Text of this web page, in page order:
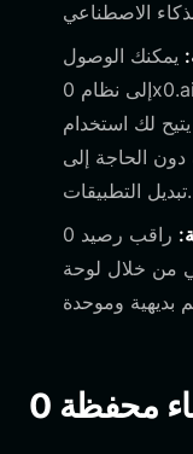
يمكنك الوصول
إلى نظام 0x0.ai البيئي مباشرة من خلال متصفح
لك استخدام
دون الحاجة إلى
تبديل التطبيقات.
راقب رصيد 0x0 الخاص بك وتوزيعات
من خلال لوحة